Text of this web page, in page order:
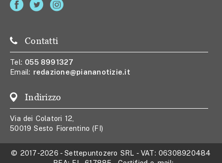
Contatti
Tel: 055 8991327
Email: redazione@piananotizie.it
Indirizzo
Via dei Colatori 12,
50019 Sesto Fiorentino (FI)
© 2017-2026 -Settepuntozero SRL - VAT: 06308920484